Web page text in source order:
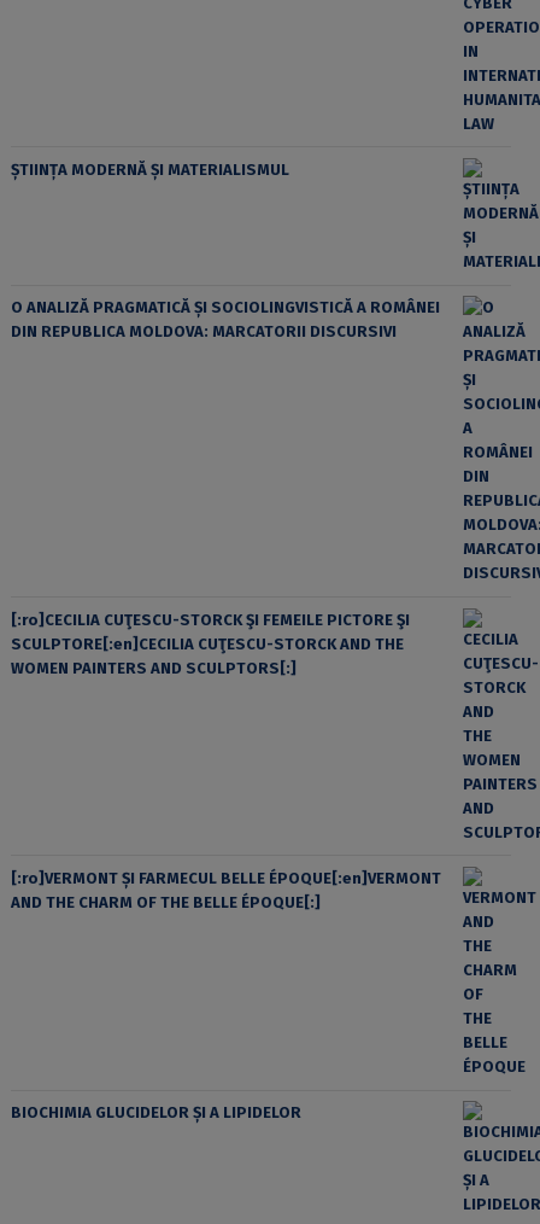
ȘTIINȚA MODERNĂ ȘI MATERIALISMUL
O ANALIZĂ PRAGMATICĂ ȘI SOCIOLINGVISTICĂ A ROMÂNEI
DIN REPUBLICA MOLDOVA: MARCATORII DISCURSIVI
[:ro]CECILIA CUŢESCU-STORCK ŞI FEMEILE PICTORE ŞI
SCULPTORE[:en]CECILIA CUŢESCU-STORCK AND THE
WOMEN PAINTERS AND SCULPTORS[:]
[:ro]VERMONT ȘI FARMECUL BELLE ÉPOQUE[:en]VERMONT
AND THE CHARM OF THE BELLE ÉPOQUE[:]
BIOCHIMIA GLUCIDELOR ȘI A LIPIDELOR